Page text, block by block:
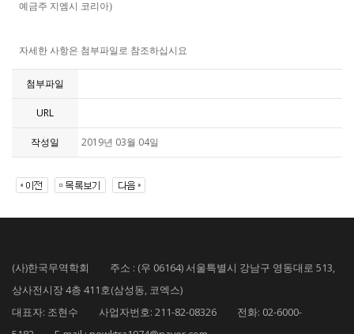
예금주 지엠시 코리아)
자세한 사항은 첨부파일로 참조하십시요
첨부파일
URL
작성일 2019년 03월 04일
(사)한국무역학회 주소 : (우 06164) 서울특별시 강남구 영동대로 513,
상사전시장 4층 411호(삼성동, 코엑스)
대표자: 조현수 사업자번호: 211-82-08326 전화: 02-6000-